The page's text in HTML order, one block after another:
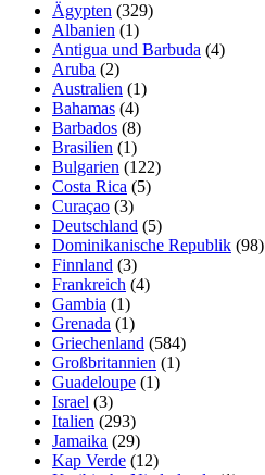
Ägypten (329)
Albanien (1)
Antigua und Barbuda (4)
Aruba (2)
Australien (1)
Bahamas (4)
Barbados (8)
Brasilien (1)
Bulgarien (122)
Costa Rica (5)
Curaçao (3)
Deutschland (5)
Dominikanische Republik (98)
Finnland (3)
Frankreich (4)
Gambia (1)
Grenada (1)
Griechenland (584)
Großbritannien (1)
Guadeloupe (1)
Israel (3)
Italien (293)
Jamaika (29)
Kap Verde (12)